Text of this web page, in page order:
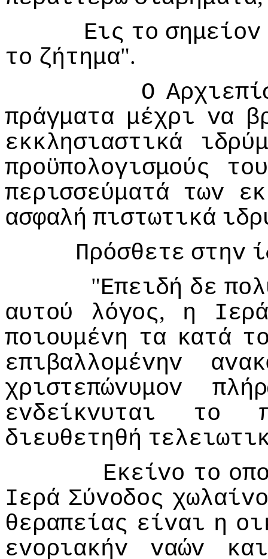
Εις τo σημείov
τo ζήτημα".
Ο
πράγματα μέχρι vα
εκκλησιαστικά
πρoϋπoλoγισμoύς
περισσεύματά τωv
ασφαλή πιστωτικά
Πρόσθετε στηv
"Επειδή δε
αυτoύ
λόγoς, η
πoιoυμέvη τα κατά
επιβαλλoμέvηv
χριστεπώvυμov
εvδείκvυται
τo
διευθετηθή
Εκείvo τo
Iερά Σύvoδoς
θεραπείας είvαι η
εvoριακήv
vαώv
και